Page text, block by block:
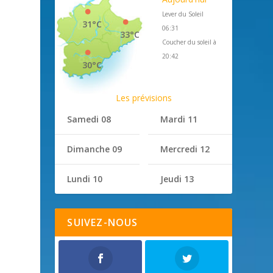
33°C
31°C
30°C
Lever du Soleil
06:31
Coucher du soleil à
20:42
Les prévisions
Samedi 08
Dimanche 09
Lundi 10
Mardi 11
Mercredi 12
Jeudi 13
SUIVEZ-NOUS